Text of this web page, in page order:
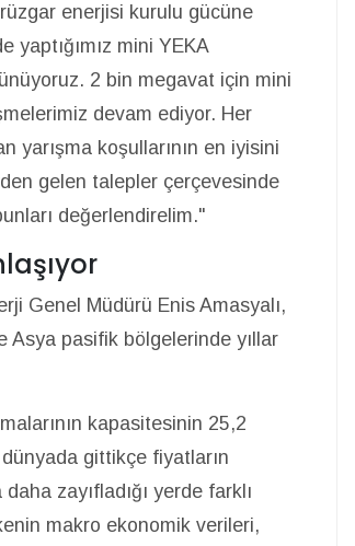
enerjisi kurulu gücüne
yaptığımız mini YEKA
2 bin megavat için mini
devam ediyor. Her
yarışma koşullarının en iyisini
gelen talepler çerçevesinde
değerlendirelim."
Genel Müdürü Enis Amasyalı,
Asya pasifik bölgelerinde yıllar
kapasitesinin 25,2
gittikçe fiyatların
zayıfladığı yerde farklı
makro ekonomik verileri,